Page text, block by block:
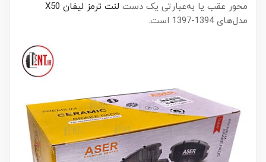
محور عقب یا به‌عبارتی یک دست لنت ترمز لیفان X50
مدل‌های 1394-1397 است.